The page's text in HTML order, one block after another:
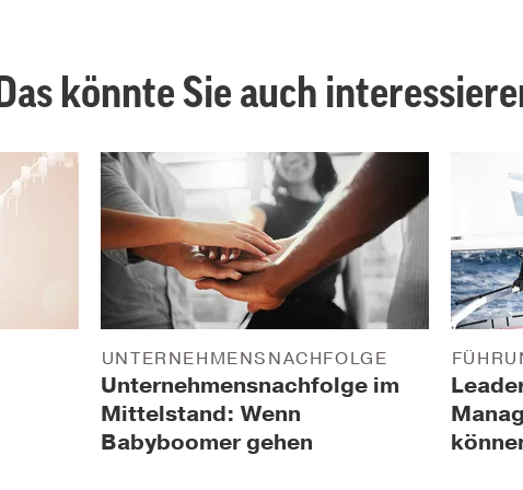
Das könnte Sie auch
Unternehmensnachfolge im
Mittelstand: Wenn
Babyboomer gehen
UNTERNEHMENSNACHFOLGE